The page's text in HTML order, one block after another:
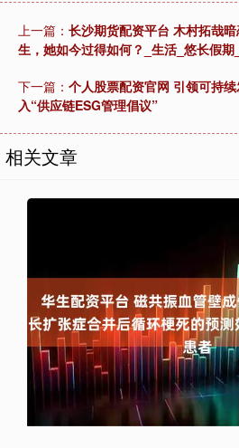
上一篇： 长沙期货配资平台 木村拓哉
生，她如今过得如何？_生活_悠长假期
下一篇： 个人股票配资官网 引领可持
入“供应链ESG管理倡议”
相关文章